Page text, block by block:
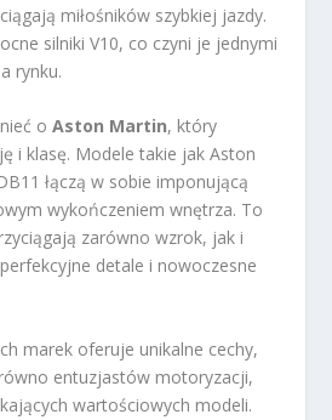
miłośników szybkiej jazdy.
silniki V10, co czyni je jednymi
rynku.
oAston Martin, który
i klasę. Modele takie jak Aston
łączą w sobie imponującą
wykończeniem wnętrza. To
zarówno wzrok, jak i
detale i nowoczesne
marek oferuje unikalne cechy,
entuzjastów motoryzacji,
wartościowych modeli.